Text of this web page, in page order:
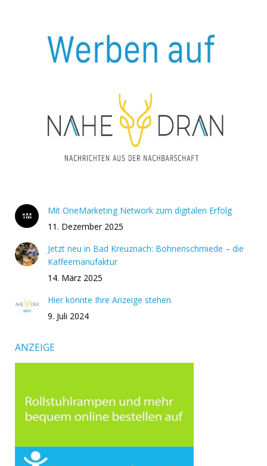
Mit OneMarketing Network zum digitalen Erfolg
11. Dezember 2025
Jetzt neu in Bad Kreuznach: Bohnenschmiede – die
Kaffeemanufaktur
14. März 2025
Hier könnte Ihre Anzeige stehen
9. Juli 2024
ANZEIGE